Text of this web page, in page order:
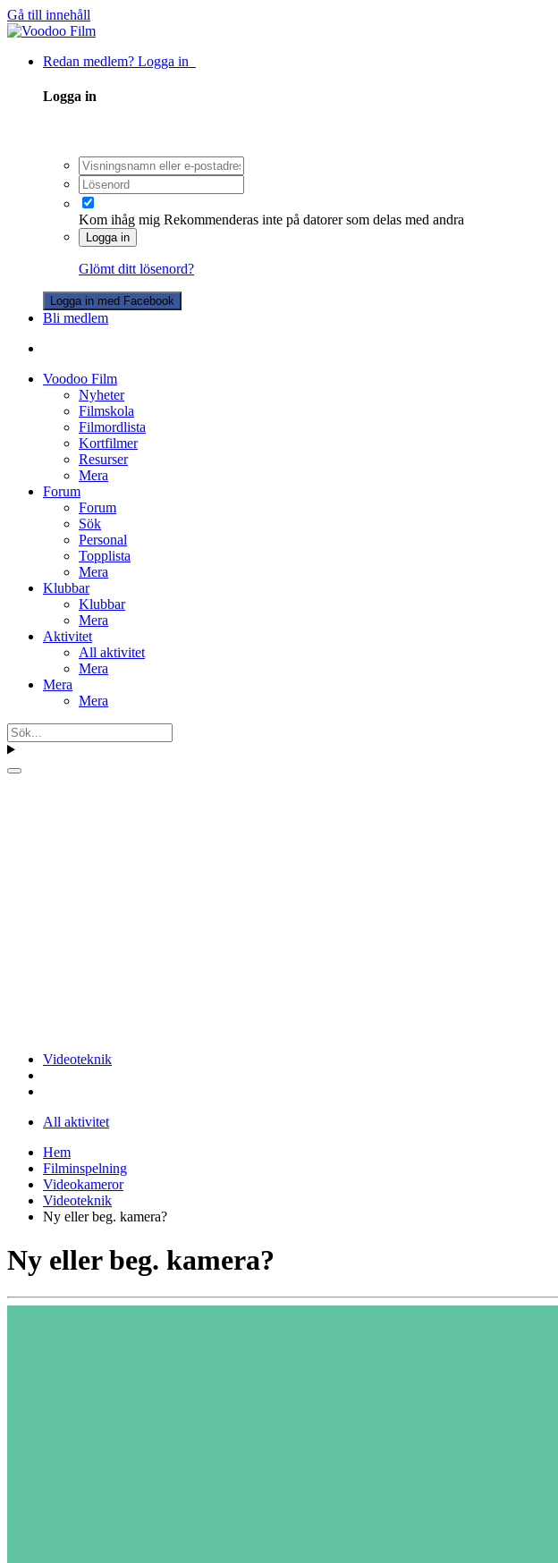
Gå till innehåll
Redan medlem? Logga in
Logga in
Kom ihåg mig Rekommenderas inte på datorer som delas med andra
Logga in
Glömt ditt lösenord?
Logga in med Facebook
Bli medlem
Voodoo Film
Nyheter
Filmskola
Filmordlista
Kortfilmer
Resurser
Mera
Forum
Forum
Sök
Personal
Topplista
Mera
Klubbar
Klubbar
Mera
Aktivitet
All aktivitet
Mera
Mera
Mera
Videoteknik
All aktivitet
Hem
Filminspelning
Videokameror
Videoteknik
Ny eller beg. kamera?
Ny eller beg. kamera?